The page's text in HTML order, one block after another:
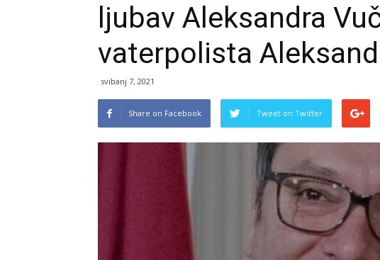
ljubav Aleksandra
vaterpolista
svibanj 7, 2021
Share on Facebook Tweet on Twitter